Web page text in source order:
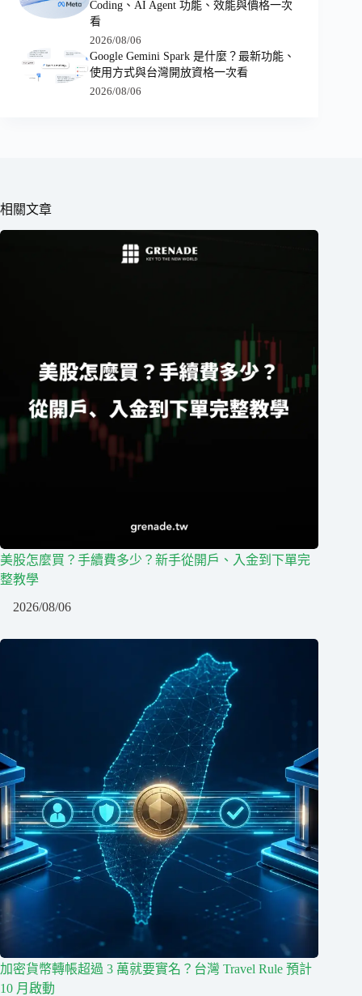
Coding、AI Agent 功能、效能與價格一次
看
2026/08/06
Google Gemini Spark 是什麼？最新功能、
使用方式與台灣開放資格一次看
2026/08/06
相關文章
美股怎麼買？手續費多少？新手從開戶、入金到下單完
整教學
2026/08/06
加密貨幣轉帳超過 3 萬就要實名？台灣 Travel Rule 預計
10 月啟動